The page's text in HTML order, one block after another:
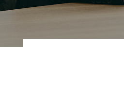
企業のご担当者様へ